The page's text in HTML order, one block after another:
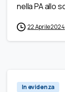
nella PA allo
22 Aprile 2024
In evidenza